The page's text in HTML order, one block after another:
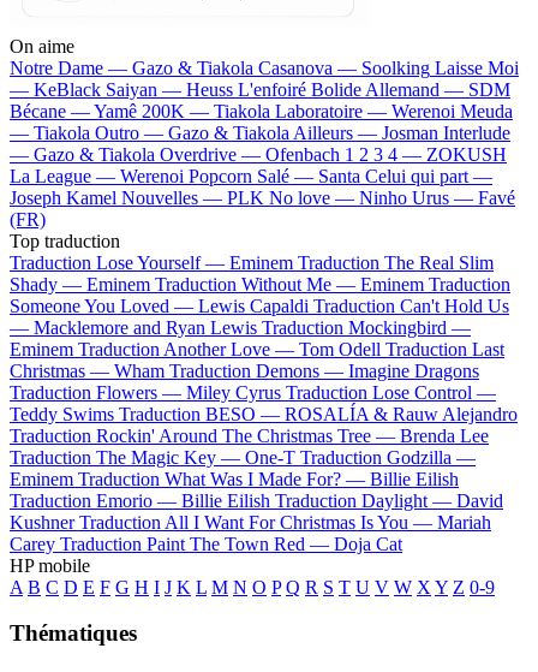
On aime
Notre Dame — Gazo & Tiakola Casanova — Soolking Laisse Moi
— KeBlack Saiyan — Heuss L'enfoiré Bolide Allemand — SDM
Bécane —Yamê 200K — Tiakola Laboratoire — Werenoi Meuda
— Tiakola Outro — Gazo & Tiakola Ailleurs — Josman Interlude
— Gazo & Tiakola Overdrive — Ofenbach 1 2 3 4 — ZOKUSH
La League — Werenoi Popcorn Salé — Santa Celui qui part —
Joseph Kamel Nouvelles — PLK No love — Ninho Urus — Favé
(FR)
Top traduction
Traduction Lose Yourself — Eminem Traduction The Real Slim
Shady — Eminem Traduction Without Me — Eminem Traduction
Someone You Loved — Lewis Capaldi Traduction Can't Hold Us
— Macklemore and Ryan Lewis Traduction Mockingbird —
Eminem Traduction Another Love — Tom Odell Traduction Last
Christmas — Wham Traduction Demons — Imagine Dragons
Traduction Flowers — Miley Cyrus Traduction Lose Control —
Teddy Swims Traduction BESO — ROSALÍA & Rauw Alejandro
Traduction Rockin' Around The Christmas Tree — Brenda Lee
Traduction The Magic Key — One-T Traduction Godzilla —
Eminem Traduction What Was I Made For? — Billie Eilish
Traduction Emorio — Billie Eilish Traduction Daylight — David
Kushner Traduction All I Want For Christmas Is You — Mariah
Carey Traduction Paint The Town Red — Doja Cat
HP mobile
A B C D E F G H I J K L M N O P Q R S T U V W X Y Z 0-9
Thématiques